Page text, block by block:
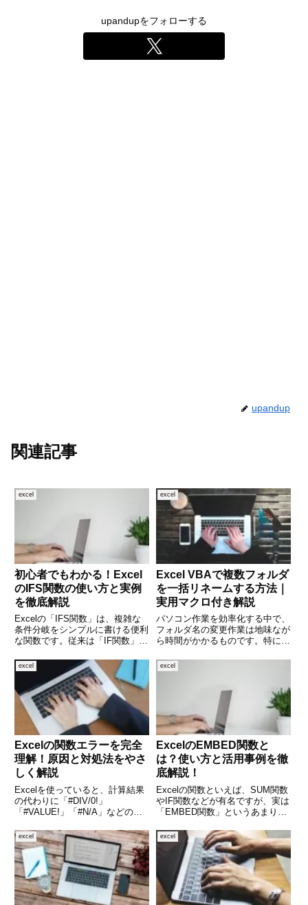
upandupをフォローする
upandup
関連記事
excel
初心者でもわかる！Excel
のIFS関数の使い方と実例
を徹底解説
Excelの「IFS関数」は、複雑な
条件分岐をシンプルに書ける便利
な関数です。従来は「IF関数」を
人も多いでしょう。しかし、IFS
関数を使えば「もしAなら～、も
しBなら～」といった条件をスマ
ートに表現でき、作業
excel
Excel VBAで複数フォルダ
を一括リネームする方法｜
実用マクロ付き解説
パソコン作業を効率化する中で、
フォルダ名の変更作業は地味なが
ら時間がかかるものです。特に数
を一つずつ変更するのは大変で
す。そんなときに役立つのが、
Excel VBAによる自動処理です。
この記事では、Excelの
excel
Excelの関数エラーを完全
理解！原因と対処法をやさ
しく解説
Excelを使っていると、計算結果
の代わりに「#DIV/0!」
「#VALUE!」「#N/A」などのエ
ませんか。Excelの関数エラー
は、操作ミスや設定の問題だけで
なく、Excelの仕組みを正しく理
解していないこ
excel
ExcelのEMBED関数と
は？使い方と活用事例を徹
底解説！
Excelの関数といえば、SUM関数
やIF関数などが有名ですが、実は
「EMBED関数」というあまり知
このEMBED関数は、Excelのセ
ル内に他のアプリケーションのオ
ブジェクト（たとえばWord文書
やグラフなど
excel excel